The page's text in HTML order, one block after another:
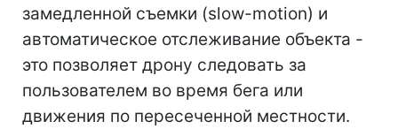
замедленной съемки (slow-motion) и
автоматическое отслеживание объекта -
это позволяет дрону следовать за
пользователем во время бега или
движения по пересеченной местности.